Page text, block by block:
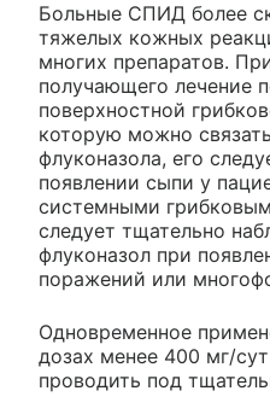
Больные СПИД более
тяжелых кожных
многих препаратов.
получающего лечение
поверхностной
которую можно
флуконазола, его
появлении сыпи у
системными
следует тщательно
флуконазол при
поражений или
Одновременное
дозах менее 400 мг/
проводить под